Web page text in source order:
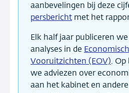
aanbevelingen bij deze
persbericht met het
Elk half jaar publiceren
analyses in de
Vooruitzichten (EOV). Op
we adviezen over
aan het kabinet en